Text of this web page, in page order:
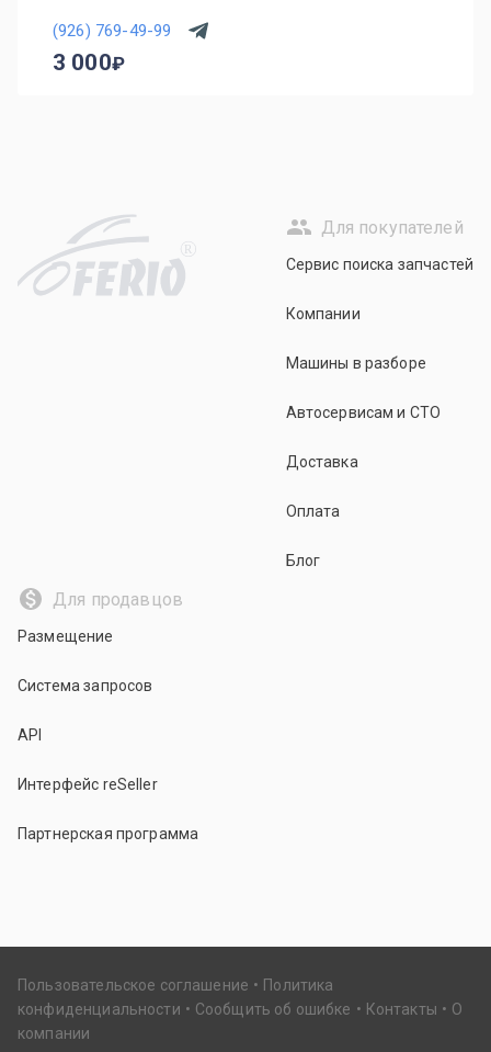
(926) 769-49-99
3 000
R
Для покупателей
Сервис поиска запчастей
Компании
Машины в разборе
Автосервисам и СТО
Доставка
Оплата
Блог
Для продавцов
Размещение
Система запросов
API
Интерфейс reSeller
Партнерская программа
Пользовательское соглашение
Политика
конфиденциальности
Сообщить об ошибке Контакты
О
компании